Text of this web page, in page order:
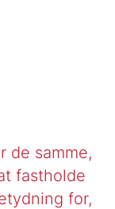
de samme,
fastholde
for,